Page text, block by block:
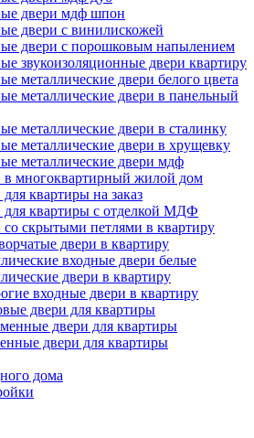
двери мдф шпон
двери с винилискожей
двери с порошковым напылением
звукоизоляционные двери квартиру
металлические двери белого цвета
металлические двери в панельный
металлические двери в сталинку
металлические двери в хрущевку
металлические двери мдф
в многоквартирный жилой дом
квартиры на заказ
для квартиры с отделкой МДФ
со скрытыми петлями в квартиру
двери в квартиру
входные двери белые
двери в квартиру
входные двери в квартиру
двери для квартиры
двери для квартиры
двери для квартиры
дома